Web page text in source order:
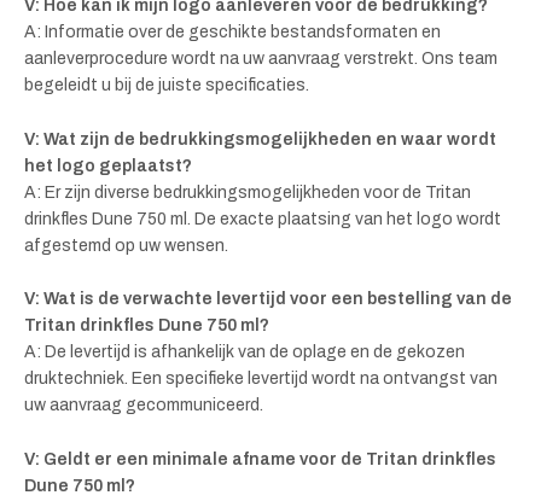
V: Hoe kan ik mijn logo aanleveren voor de bedrukking?
A: Informatie over de geschikte bestandsformaten en
aanleverprocedure wordt na uw aanvraag verstrekt. Ons team
begeleidt u bij de juiste specificaties.
V: Wat zijn de bedrukkingsmogelijkheden en waar wordt
het logo geplaatst?
A: Er zijn diverse bedrukkingsmogelijkheden voor de Tritan
drinkfles Dune 750 ml. De exacte plaatsing van het logo wordt
afgestemd op uw wensen.
V: Wat is de verwachte levertijd voor een bestelling van de
Tritan drinkfles Dune 750 ml?
A: De levertijd is afhankelijk van de oplage en de gekozen
druktechniek. Een specifieke levertijd wordt na ontvangst van
uw aanvraag gecommuniceerd.
V: Geldt er een minimale afname voor de Tritan drinkfles
Dune 750 ml?